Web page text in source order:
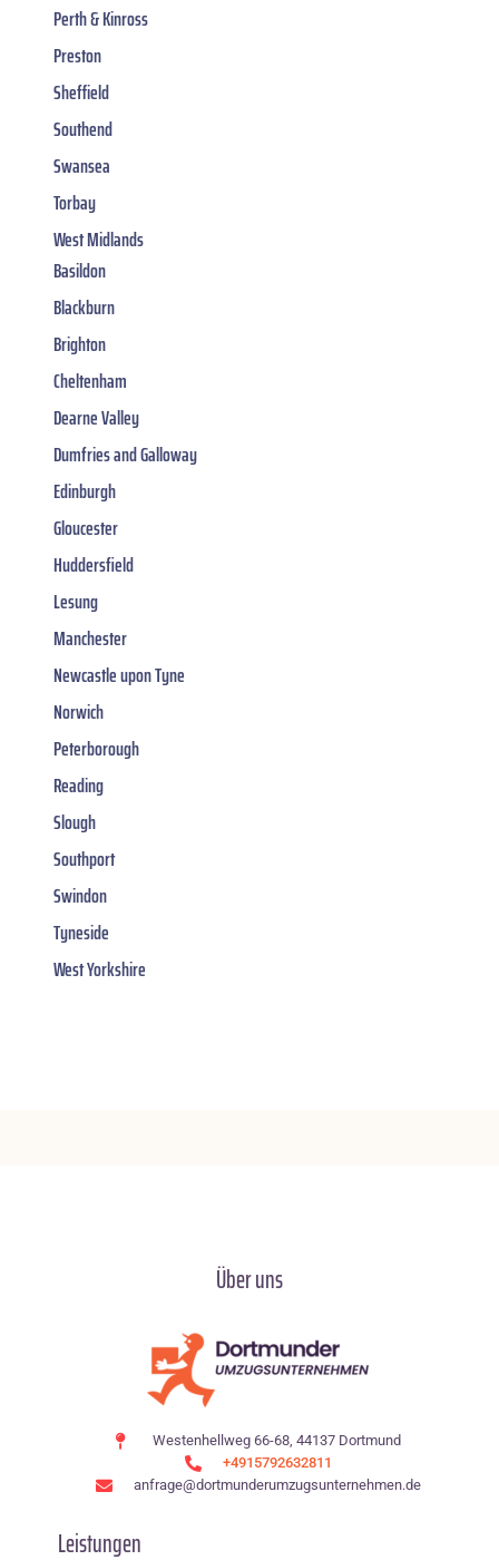
Perth & Kinross
Preston
Sheffield
Southend
Swansea
Torbay
West Midlands
Basildon
Blackburn
Brighton
Cheltenham
Dearne Valley
Dumfries and Galloway
Edinburgh
Gloucester
Huddersfield
Lesung
Manchester
Newcastle upon Tyne
Norwich
Peterborough
Reading
Slough
Southport
Swindon
Tyneside
West Yorkshire
Über uns
Westenhellweg 66-68, 44137 Dortmund
+4915792632811
anfrage@dortmunderumzugsunternehmen.de
Leistungen